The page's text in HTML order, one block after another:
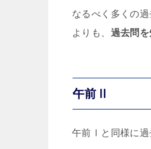
なるべく多くの
よりも、 過去問
午前Ⅱ
午前Ⅰと同様に過